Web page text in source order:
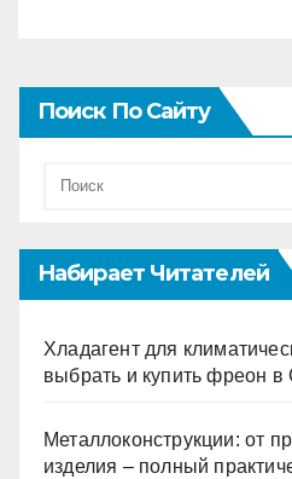
Поиск По Сайту
Набирает Читателей
Хладагент для
выбрать и купить фреон в
Металлоконструкции: от
изделия – полный